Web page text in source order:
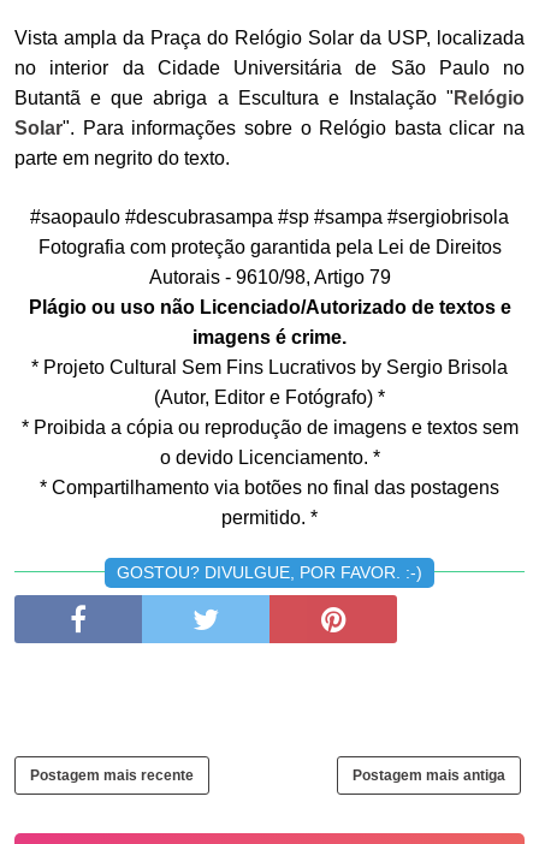
Vista ampla da Praça do Relógio Solar da USP, localizada
no interior da Cidade Universitária de São Paulo no
Butantã e que abriga a Escultura e Instalação " Relógio
Solar". Para informações sobre o Relógio basta clicar na
parte em negrito do texto.
#saopaulo #descubrasampa #sp #sampa #sergiobrisola
Fotografia com proteção garantida pela Lei de Direitos
Autorais - 9610/98, Artigo 79
Plágio ou uso não Licenciado/Autorizado de textos e
imagens é crime.
* Projeto Cultural Sem Fins Lucrativos by Sergio Brisola
(Autor, Editor e Fotógrafo) *
* Proibida a cópia ou reprodução de imagens e textos sem
o devido Licenciamento. *
* Compartilhamento via botões no final das postagens
permitido. *
GOSTOU? DIVULGUE, POR FAVOR. :-)
Postagem mais recente Postagem mais antiga